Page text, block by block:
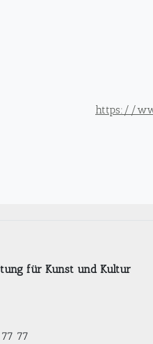
https://
für Kunst und Kultur
77